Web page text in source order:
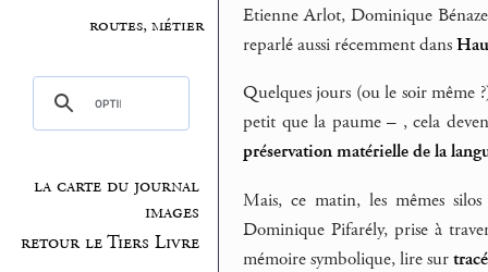
routes, métier
la carte du journal
images
retour le Tiers Livre
Etienne Arlot, Dominique
reparlé aussi récemment dans
Quelques jours (ou le soir
petit que la paume – , cela
préservation matérielle de la
Mais, ce matin, les mêmes
Dominique Pifarély, prise à
mémoire symbolique, lire sur